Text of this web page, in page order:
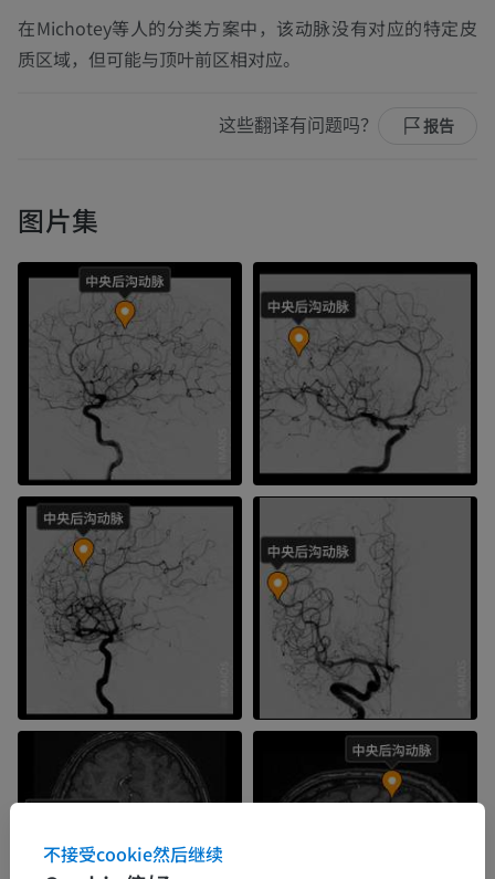
在Michotey等人的分类方案中，该动脉没有对应的特定皮
质区域，但可能与顶叶前区相对应。
这些翻译有问题吗？ 报告
图片集
不接受cookie然后继续